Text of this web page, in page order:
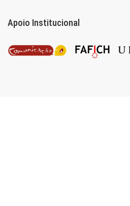
Apoio Institucional